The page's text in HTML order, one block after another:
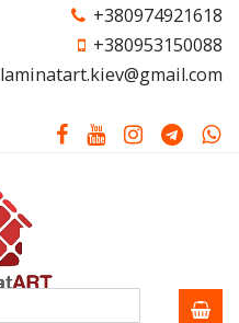
+380974921618
+380953150088
laminatart.kiev@gmail.com